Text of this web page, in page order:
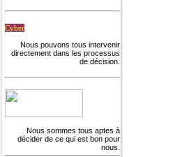
Cyber
Nous pouvons tous intervenir
directement dans les processus
de décision.
Nous sommes tous aptes à
décider de ce qui est bon pour
nous.